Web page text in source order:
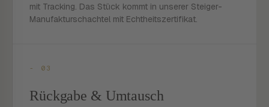
mit Tracking. Das Stück kommt in unserer Steiger-
Manufakturschachtel mit Echtheitszertifikat.
- 03
Rückgabe & Umtausch